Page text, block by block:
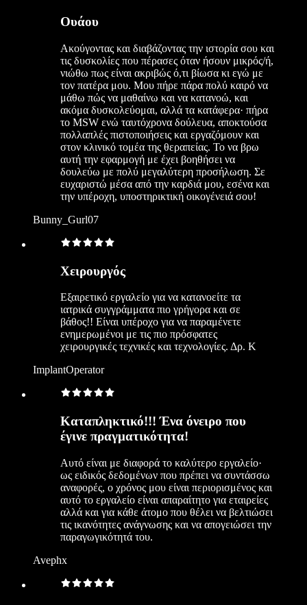
Ουάου
Ακούγοντας και διαβάζοντας την ιστορία σου και
τις δυσκολίες που πέρασες όταν ήσουν μικρός/ή,
νιώθω πως είναι ακριβώς ό,τι βίωσα κι εγώ με
τον πατέρα μου. Μου πήρε πάρα πολύ καιρό να
μάθω πώς να μαθαίνω και να κατανοώ, και
ακόμα δυσκολεύομαι, αλλά τα κατάφερα· πήρα
το MSW ενώ ταυτόχρονα δούλευα, αποκτούσα
πολλαπλές πιστοποιήσεις και εργαζόμουν και
στον κλινικό τομέα της θεραπείας. Το να βρω
αυτή την εφαρμογή με έχει βοηθήσει να
δουλεύω με πολύ μεγαλύτερη προσήλωση. Σε
ευχαριστώ μέσα από την καρδιά μου, εσένα και
την υπέροχη, υποστηρικτική οικογένειά σου!
Bunny_Gurl07
Χειρουργός
Εξαιρετικό εργαλείο για να κατανοείτε τα
ιατρικά συγγράμματα πιο γρήγορα και σε
βάθος!! Είναι υπέροχο για να παραμένετε
ενημερωμένοι με τις πιο πρόσφατες
χειρουργικές τεχνικές και τεχνολογίες. Δρ. Κ
ImplantOperator
Καταπληκτικό!!! Ένα όνειρο που
έγινε πραγματικότητα!
Αυτό είναι με διαφορά το καλύτερο εργαλείο·
ως ειδικός δεδομένων που πρέπει να συντάσσω
αναφορές, ο χρόνος μου είναι περιορισμένος και
αυτό το εργαλείο είναι απαραίτητο για εταιρείες
αλλά και για κάθε άτομο που θέλει να βελτιώσει
τις ικανότητες ανάγνωσης και να απογειώσει την
παραγωγικότητά του.
Avephx